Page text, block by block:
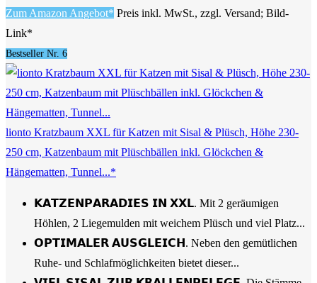
Zum Amazon Angebot* Preis inkl. MwSt., zzgl. Versand; Bild-
Link*
Bestseller Nr. 6
lionto Kratzbaum XXL für Katzen mit Sisal & Plüsch, Höhe 230-
250 cm, Katzenbaum mit Plüschbällen inkl. Glöckchen &
Hängematten, Tunnel...*
𝗞𝗔𝗧𝗭𝗘𝗡𝗣𝗔𝗥𝗔𝗗𝗜𝗘𝗦 𝗜𝗡 𝗫𝗫𝗟. Mit 2 geräumigen
Höhlen, 2 Liegemulden mit weichem Plüsch und viel Platz...
𝗢𝗣𝗧𝗜𝗠𝗔𝗟𝗘𝗥 𝗔𝗨𝗦𝗚𝗟𝗘𝗜𝗖𝗛. Neben den gemütlichen
Ruhe- und Schlafmöglichkeiten bietet dieser...